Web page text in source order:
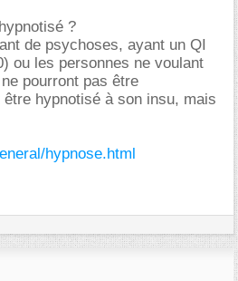
?
de psychoses, ayant un QI
ou les personnes ne voulant
pourront pas être
hypnotisé à son insu, mais
hypnose.html